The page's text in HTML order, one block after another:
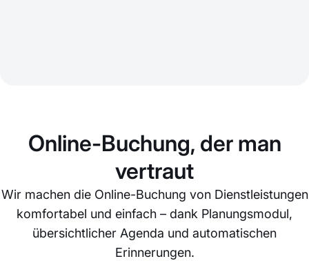
Online-Buchung, der man
vertraut
Wir machen die Online-Buchung von Dienstleistungen
komfortabel und einfach – dank Planungsmodul,
übersichtlicher Agenda und automatischen
Erinnerungen.